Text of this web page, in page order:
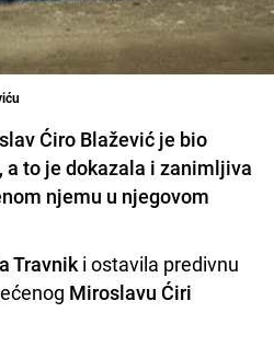
Ćiro Blažević je bio
to je dokazala i zanimljiva
njemu u njegovom
Travnik i ostavila predivnu
Miroslavu Ćiri